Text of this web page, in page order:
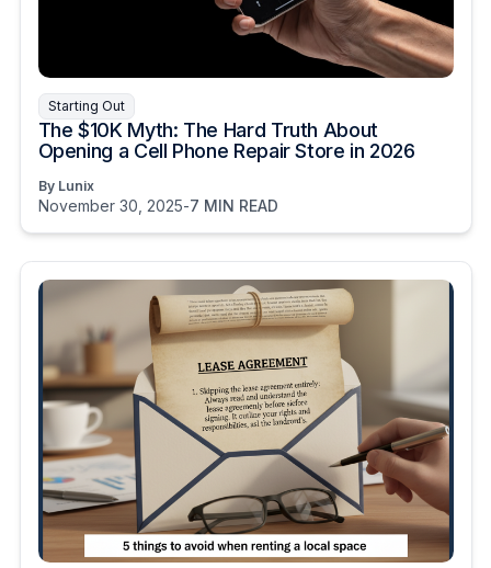
Starting Out
The $10K Myth: The Hard Truth About
Opening a Cell Phone Repair Store in 2026
By Lunix
November 30, 2025-7 MIN READ